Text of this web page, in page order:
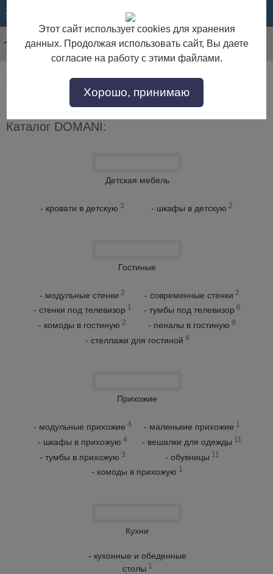
Мебельная фабрика DOMANI
Каталог DOMANI:
Детская мебель
- кровати в детскую 3 - шкафы в детскую 2
Гостиные
- модульные стенки 2 - современные стенки 2
- стенки под телевизор 1 - тумбы под телевизор 6
- комоды в гостиную 2 - пеналы в гостиную 9
- стеллажи для гостиной 4
Прихожие
- модульные прихожие 4 - маленькие прихожие 1
- шкафы в прихожую 4 - вешалки для одежды 11
- тумбы в прихожую 3 - обувницы 11
- комоды в прихожую 1
Кухни
- кухонные и обеденные
столы 1
Этот сайт использует cookies для хранения
данных. Продолжая использовать сайт, Вы даете
согласие на работу с этими файлами.
Хорошо, принимаю